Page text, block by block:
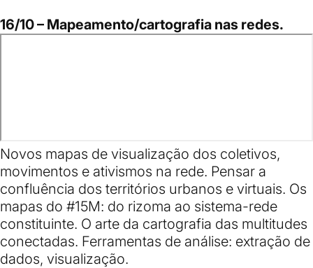
16/10 – Mapeamento/cartografia nas redes.
Novos mapas de visualização dos coletivos,
movimentos e ativismos na rede. Pensar a
confluência dos territórios urbanos e virtuais. Os
mapas do #15M: do rizoma ao sistema-rede
constituinte. O arte da cartografia das multitudes
conectadas. Ferramentas de análise: extração de
dados, visualização.